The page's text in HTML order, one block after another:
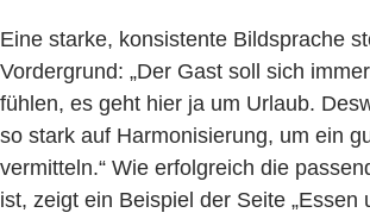
Eine starke, konsistente Bildsprache
Vordergrund: „Der Gast soll sich
fühlen, es geht hier ja um Urlaub.
so stark auf Harmonisierung, um ein
vermitteln.“ Wie erfolgreich die
ist, zeigt ein Beispiel der Seite „Essen